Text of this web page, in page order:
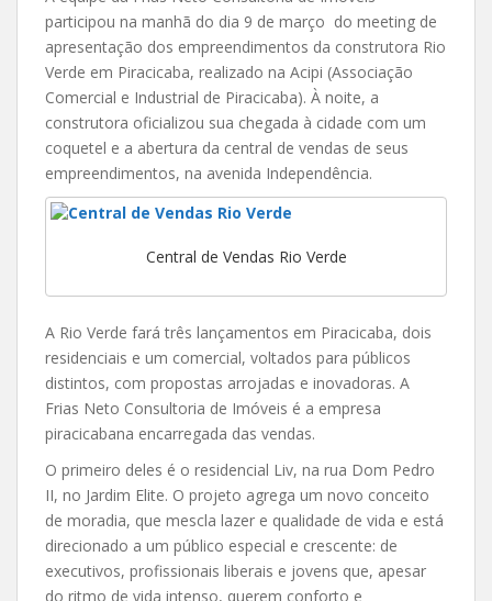
participou na manhã do dia 9 de março do meeting de
apresentação dos empreendimentos da construtora Rio
Verde em Piracicaba, realizado na Acipi (Associação
Comercial e Industrial de Piracicaba). À noite, a
construtora oficializou sua chegada à cidade com um
coquetel e a abertura da central de vendas de seus
empreendimentos, na avenida Independência.
Central de Vendas Rio Verde
A Rio Verde fará três lançamentos em Piracicaba, dois
residenciais e um comercial, voltados para públicos
distintos, com propostas arrojadas e inovadoras. A
Frias Neto Consultoria de Imóveis é a empresa
piracicabana encarregada das vendas.
O primeiro deles é o residencial Liv, na rua Dom Pedro
II, no Jardim Elite. O projeto agrega um novo conceito
de moradia, que mescla lazer e qualidade de vida e está
direcionado a um público especial e crescente: de
executivos, profissionais liberais e jovens que, apesar
do ritmo de vida intenso, querem conforto e